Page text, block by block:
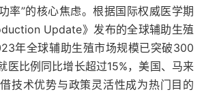
率”的核心焦虑。根据国际权威医学期
Update》发布的全球辅助生殖
年全球辅助生殖市场规模已突破300
医比例同比增长超过15%，美国、马来
技术优势与政策灵活性成为热门目的